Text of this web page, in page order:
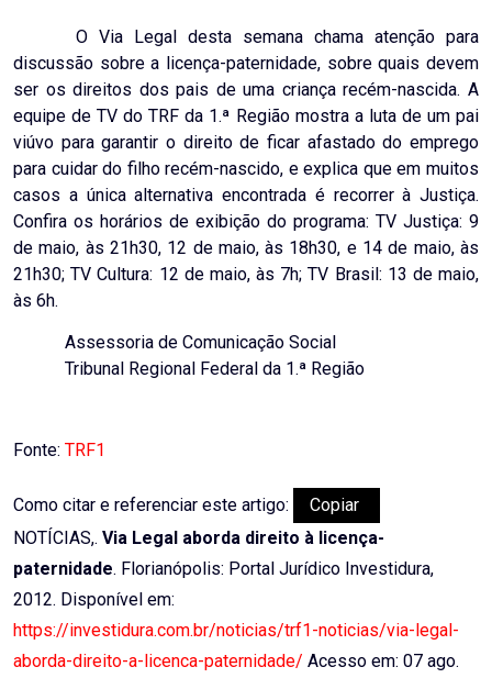
O Via Legal desta semana chama atenção para
discus­são sobre a licença-paternidade, sobre quais devem
ser os direitos dos pais de uma criança recém-nascida. A
equipe de TV do TRF da 1.ª Região mostra a luta de um pai
viúvo para garantir o direito de ficar afastado do emprego
para cuidar do filho recém-nascido, e explica que em muitos
casos a única alternativa encontrada é recorrer à Justiça.
Confira os horários de exibição do programa: TV Justiça: 9
de maio, às 21h30, 12 de maio, às 18h30, e 14 de maio, às
21h30; TV Cultura: 12 de maio, às 7h; TV Brasil: 13 de maio,
às 6h.
Assessoria de Comunicação Social
Tribunal Regional Federal da 1.ª Região
Fonte: TRF1
Como citar e referenciar este artigo:
Copiar
NOTÍCIAS,. Via Legal aborda direito à licença-
paternidade. Florianópolis: Portal Jurídico Investidura,
2012. Disponível em:
https://investidura.com.br/noticias/trf1-noticias/via-legal-
aborda-direito-a-licenca-paternidade/ Acesso em: 07 ago.